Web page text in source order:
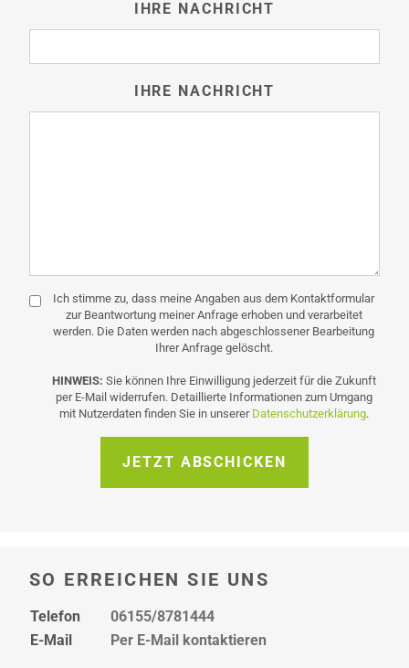
IHRE NACHRICHT
IHRE NACHRICHT
Ich stimme zu, dass meine Angaben aus dem Kontaktformular
zur Beantwortung meiner Anfrage erhoben und verarbeitet
werden. Die Daten werden nach abgeschlossener Bearbeitung
Ihrer Anfrage gelöscht.
HINWEIS: Sie können Ihre Einwilligung jederzeit für die Zukunft
per E-Mail widerrufen. Detaillierte Informationen zum Umgang
mit Nutzerdaten finden Sie in unserer Datenschutzerklärung.
JETZT ABSCHICKEN
SO ERREICHEN SIE UNS
Telefon
06155/8781444
E-Mail
Per E-Mail kontaktieren